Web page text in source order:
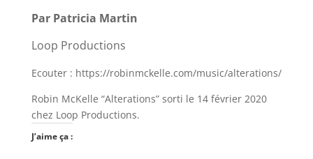
Par Patricia Martin
Loop Productions
Ecouter : https://robinmckelle.com/music/alterations/
Robin McKelle “Alterations” sorti le 14 février 2020
chez Loop Productions.
J’aime ça :